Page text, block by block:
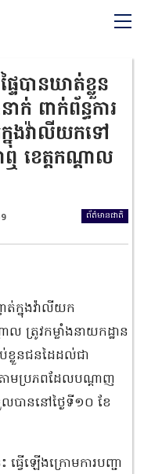
ៃបានឃាត់ខ្លួន
ក់ ពាក់ព័ន្ធការ
នុងវ៉ាលីយកទៅ
ខេត្តកណ្តាល
ព័ត៌មានជាតិ
ត់ក្នុងវ៉ាលីយក
ត្រូវកម្លាំងនាយកដ្ឋាន
ខ្លួនជនដៃដល់ជា
ាមប្រភពដែលបណ្ដាញ
បាននៅថ្ងៃទី១០ ខែ
ធ្វើឡើងក្រោមការបញ្ជា